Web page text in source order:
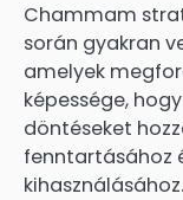
Chammam
során gyakran
amelyek
képessége,
döntéseket
fenntartásához
kihasználásához.